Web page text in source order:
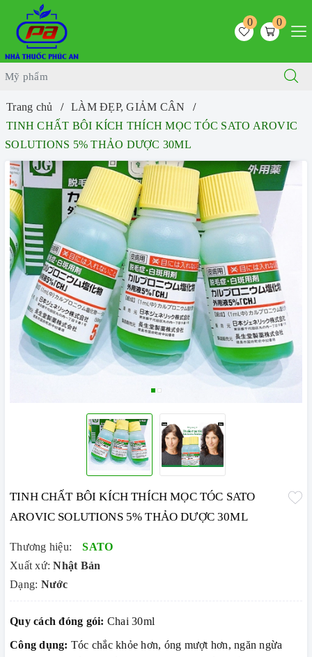
0
0
Trang chủ
LÀM ĐẸP, GIẢM CÂN
TINH CHẤT BÔI KÍCH THÍCH MỌC TÓC SATO AROVIC
SOLUTIONS 5% THẢO DƯỢC 30ML
TINH CHẤT BÔI KÍCH THÍCH MỌC TÓC SATO
AROVIC SOLUTIONS 5% THẢO DƯỢC 30ML
Thương hiệu:
SATO
Xuất xứ:Nhật Bản
Dạng: Nước
Quy cách đóng gói: Chai 30ml
Công dụng: Tóc chắc khỏe hơn, óng mượt hơn, ngăn ngừa